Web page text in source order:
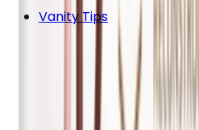
Vanity Tips